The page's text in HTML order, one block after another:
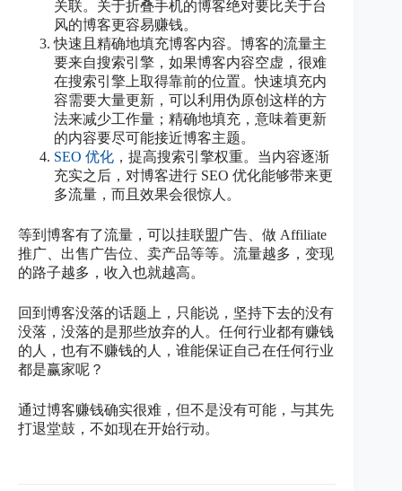
关联。关于折叠手机的博客绝对要比关于台
风的博客更容易赚钱。
快速且精确地填充博客内容。博客的流量主
要来自搜索引擎，如果博客内容空虚，很难
在搜索引擎上取得靠前的位置。快速填充内
容需要大量更新，可以利用伪原创这样的方
法来减少工作量；精确地填充，意味着更新
的内容要尽可能接近博客主题。
SEO 优化 ，提高搜索引擎权重。当内容逐渐
充实之后，对博客进行 SEO 优化能够带来更
多流量，而且效果会很惊人。
等到博客有了流量，可以挂联盟广告、做 Affiliate
推广、出售广告位、卖产品等等。流量越多，变现
的路子越多，收入也就越高。
回到博客没落的话题上，只能说，坚持下去的没有
没落，没落的是那些放弃的人。任何行业都有赚钱
的人，也有不赚钱的人，谁能保证自己在任何行业
都是赢家呢？
通过博客赚钱确实很难，但不是没有可能，与其先
打退堂鼓，不如现在开始行动。